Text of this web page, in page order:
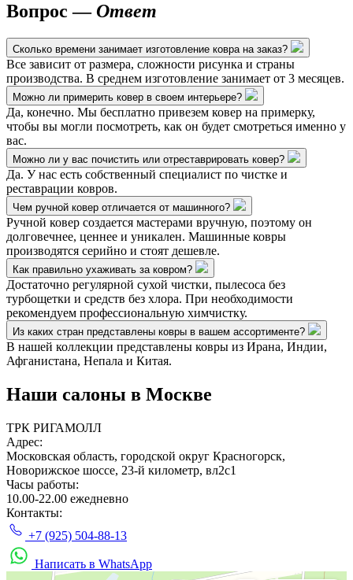
Вопрос —Ответ
Сколько времени занимает изготовление ковра на заказ?
Все зависит от размера, сложности рисунка и страны
производства. В среднем изготовление занимает от 3 месяцев.
Можно ли примерить ковер в своем интерьере?
Да, конечно. Мы бесплатно привезем ковер на примерку,
чтобы вы могли посмотреть, как он будет смотреться именно у
вас.
Можно ли у вас почистить или отреставрировать ковер?
Да. У нас есть собственный специалист по чистке и
реставрации ковров.
Чем ручной ковер отличается от машинного?
Ручной ковер создается мастерами вручную, поэтому он
долговечнее, ценнее и уникален. Машинные ковры
производятся серийно и стоят дешевле.
Как правильно ухаживать за ковром?
Достаточно регулярной сухой чистки, пылесоса без
турбощетки и средств без хлора. При необходимости
рекомендуем профессиональную химчистку.
Из каких стран представлены ковры в вашем ассортименте?
В нашей коллекции представлены ковры из Ирана, Индии,
Афганистана, Непала и Китая.
Наши салоны в Москве
ТРК РИГАМОЛЛ
Адрес:
Московская область, городской округ Красногорск,
Новорижское шоссе, 23-й километр, вл2с1
Часы работы:
10.00-22.00 ежедневно
Контакты:
+7 (925) 504-88-13
Написать в WhatsApp